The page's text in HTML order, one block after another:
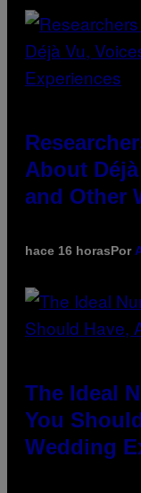
About
and Other
hace 16 horasPor
The Ideal
You
Wedding